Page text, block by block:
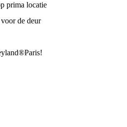
prima locatie
de deur